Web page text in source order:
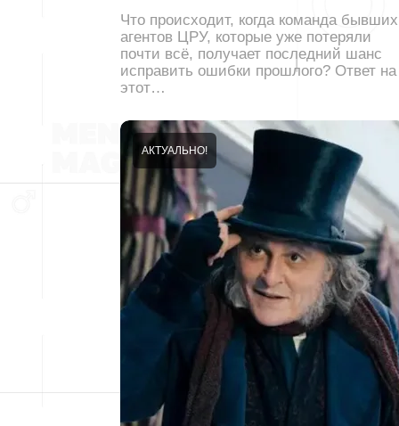
Что происходит, когда команда бывших
агентов ЦРУ, которые уже потеряли
почти всё, получает последний шанс
исправить ошибки прошлого? Ответ на
этот…
АКТУАЛЬНО!